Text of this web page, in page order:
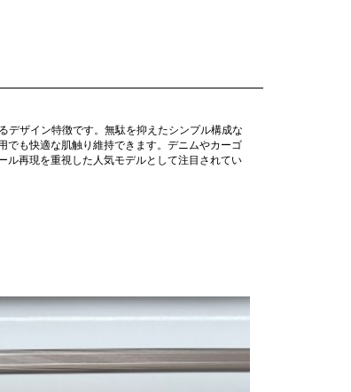
デザイン特徴です。無駄を抑えたシンプル構成な
でも快適な肌触り維持できます。デニムやカーゴ
ル再現を重視した人気モデルとして注目されてい